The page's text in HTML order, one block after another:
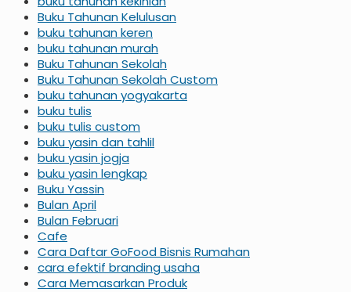
Buku Tahunan Kelulusan
buku tahunan keren
buku tahunan murah
Buku Tahunan Sekolah
Buku Tahunan Sekolah Custom
buku tahunan yogyakarta
buku tulis
buku tulis custom
buku yasin dan tahlil
buku yasin jogja
buku yasin lengkap
Buku Yassin
Bulan April
Bulan Februari
Cafe
Cara Daftar GoFood Bisnis Rumahan
cara efektif branding usaha
Cara Memasarkan Produk